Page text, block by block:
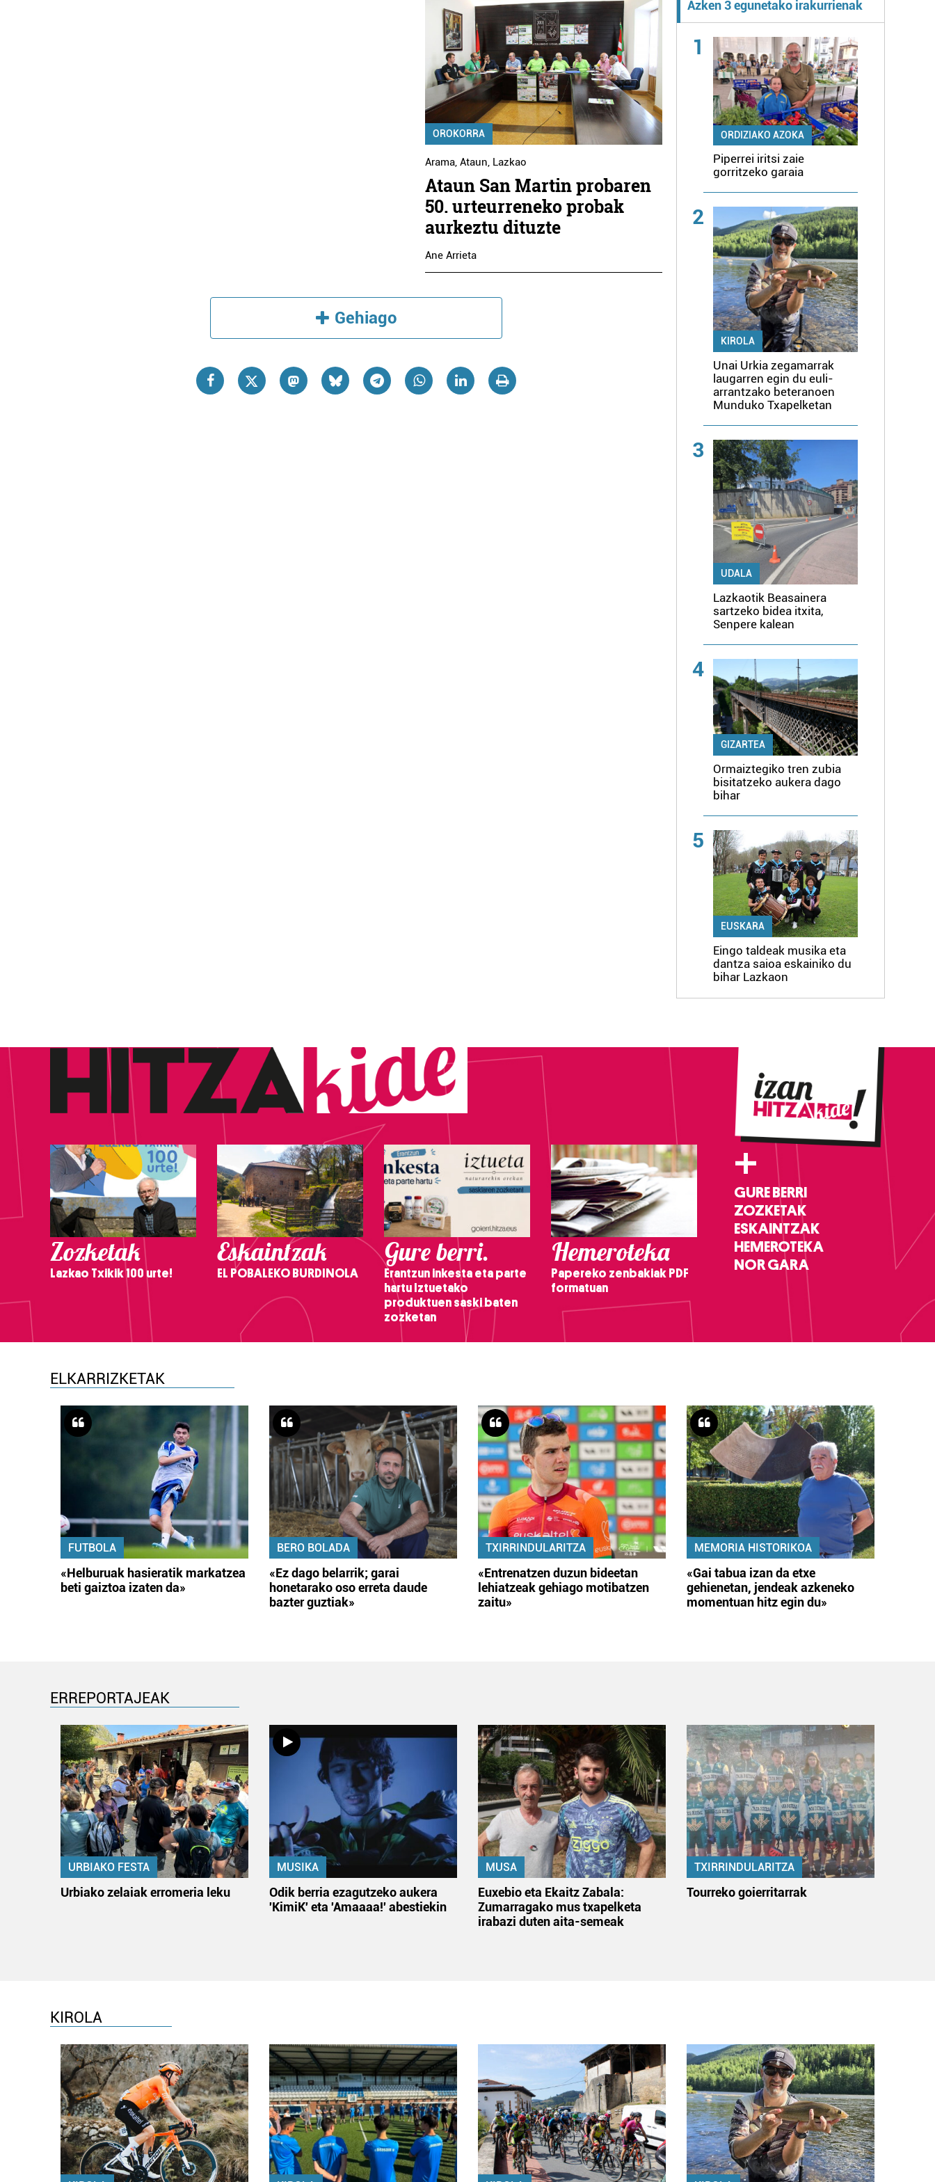
OROKORRA
Arama,Ataun, Lazkao
Ataun San Martin probaren
50. urteurreneko probak
aurkeztu dituzte
Ane Arrieta
Gehiago
Azken 3 egunetako irakurrienak
1
ORDIZIAKO AZOKA
Piperrei iritsi zaie
gorritzeko garaia
2
KIROLA
Unai Urkia zegamarrak
laugarren egin du euli-
arrantzako beteranoen
Munduko Txapelketan
3
UDALA
Lazkaotik Beasainera
sartzeko bidea itxita,
Senpere kalean
4
GIZARTEA
Ormaiztegiko tren zubia
bisitatzeko aukera dago
bihar
5
EUSKARA
Eingo taldeak musika eta
dantza saioa eskainiko du
bihar Lazkaon
Zozketak
Lazkao Txikik 100 urte!
Eskaintzak
EL POBALEKO BURDINOLA
Gure berri.
Erantzun inkesta eta parte
hartu Iztuetako
produktuen saski baten
zozketan
Hemeroteka
Papereko zenbakiak PDF
formatuan
+
GURE BERRI
ZOZKETAK
ESKAINTZAK
HEMEROTEKA
NOR GARA
ELKARRIZKETAK
FUTBOLA
«Helburuak hasieratik markatzea
beti gaiztoa izaten da»
BERO BOLADA
«Ez dago belarrik; garai
honetarako oso erreta daude
bazter guztiak»
TXIRRINDULARITZA
«Entrenatzen duzun bideetan
lehiatzeak gehiago motibatzen
zaitu»
MEMORIA HISTORIKOA
«Gai tabua izan da etxe
gehienetan, jendeak azkeneko
momentuan hitz egin du»
ERREPORTAJEAK
URBIAKO FESTA
Urbiako zelaiak erromeria leku
MUSIKA
Odik berria ezagutzeko aukera
'KimiK' eta 'Amaaaa!' abestiekin
MUSA
Euxebio eta Ekaitz Zabala:
Zumarragako mus txapelketa
irabazi duten aita-semeak
TXIRRINDULARITZA
Tourreko goierritarrak
KIROLA